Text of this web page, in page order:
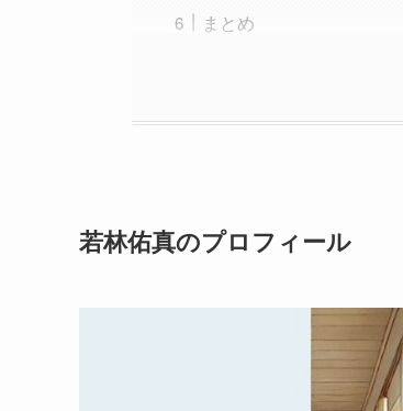
まとめ
若林佑真のプロフィール